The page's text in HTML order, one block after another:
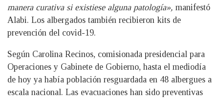
manera curativa si existiese alguna patología», manifestó
Alabi. Los albergados también recibieron kits de
prevención del covid-19.
Según Carolina Recinos, comisionada presidencial para
Operaciones y Gabinete de Gobierno, hasta el mediodía
de hoy ya había población resguardada en 48 albergues a
escala nacional. Las evacuaciones han sido preventivas